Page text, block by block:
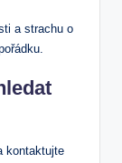
a strachu o
kontaktujte